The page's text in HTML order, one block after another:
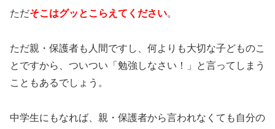
ただそこはグッとこらえてください。
ただ親・保護者も人間ですし、何よりも大切な子どものこ
とですから、ついつい「勉強しなさい！」と言ってしまう
こともあるでしょう。
中学生にもなれば、親・保護者から言われなくても自分の